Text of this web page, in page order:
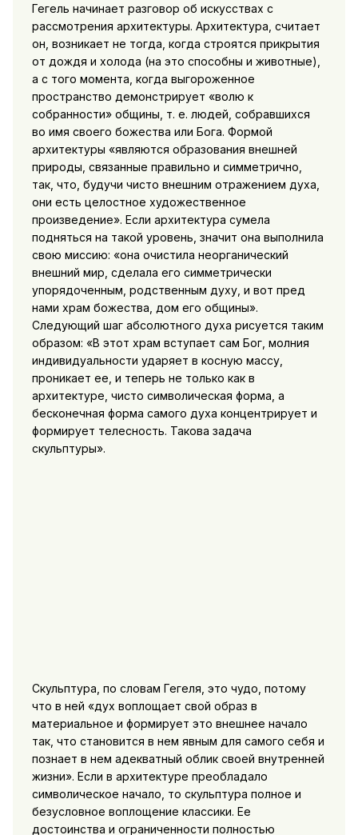
Гегель начинает разговор об искусствах с
рассмотрения архитектуры. Архитектура, считает
он, возникает не тогда, когда строятся прикрытия
от дождя и холода (на это способны и животные),
а с того момента, когда выгороженное
пространство демонстрирует «волю к
собранности» общины, т. е. людей, собравшихся
во имя своего божества или Бога. Формой
архитектуры «являются образования внешней
природы, связанные правильно и симметрично,
так, что, будучи чисто внешним отражением духа,
они есть целостное художественное
произведение». Если архитектура сумела
подняться на такой уровень, значит она выполнила
свою миссию: «она очистила неорганический
внешний мир, сделала его симметрически
упорядоченным, родственным духу, и вот пред
нами храм божества, дом его общины».
Следующий шаг абсолютного духа рисуется таким
образом: «В этот храм вступает сам Бог, молния
индивидуальности ударяет в косную массу,
проникает ее, и теперь не только как в
архитектуре, чисто символическая форма, а
бесконечная форма самого духа концентрирует и
формирует телесность. Такова задача
скульптуры».
Скульптура, по словам Гегеля, это чудо, потому
что в ней «дух воплощает свой образ в
материальное и формирует это внешнее начало
так, что становится в нем явным для самого себя и
познает в нем адекватный облик своей внутренней
жизни». Если в архитектуре преобладало
символическое начало, то скульптура полное и
безусловное воплощение классики. Ее
достоинства и ограниченности полностью